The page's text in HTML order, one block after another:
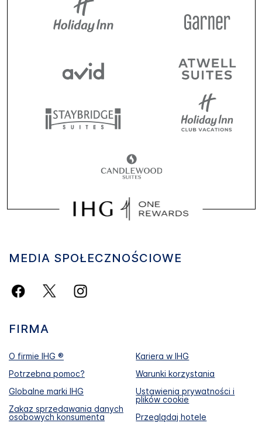
MEDIA SPOŁECZNOŚCIOWE
FIRMA
O firmie IHG ®
Kariera w IHG
Potrzebna pomoc?
Warunki korzystania
Globalne marki IHG
Ustawienia prywatności i
plików cookie
Zakaz sprzedawania danych
osobowych konsumenta
Przeglądaj hotele